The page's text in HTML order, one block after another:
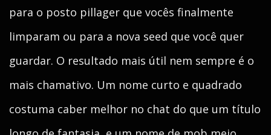
para o posto pillager que vocês finalmente
limparam ou para a nova seed que você quer
guardar. O resultado mais útil nem sempre é o
mais chamativo. Um nome curto e quadrado
costuma caber melhor no chat do que um título